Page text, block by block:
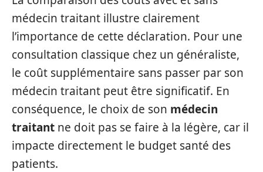
médecin traitant illustre clairement
l’importance de cette déclaration. Pour une
consultation classique chez un généraliste,
le coût supplémentaire sans passer par son
médecin traitant peut être significatif. En
conséquence, le choix de son médecin
traitant ne doit pas se faire à la légère, car il
impacte directement le budget santé des
patients.